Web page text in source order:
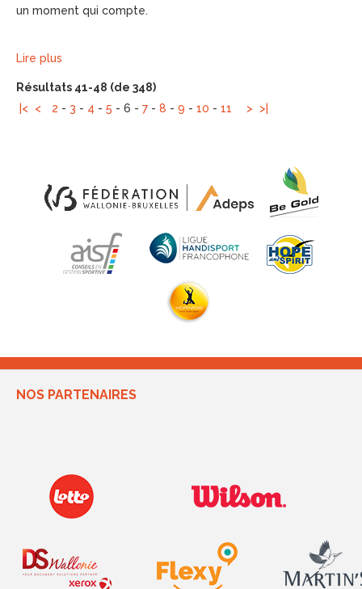
un moment qui compte.
Lire plus
Résultats 41-48 (de 348)
|<
< 2 - 3 - 4 - 5 - 6 - 7 - 8 - 9 - 10 - 11 > >|
NOS PARTENAIRES